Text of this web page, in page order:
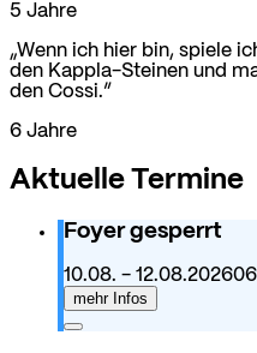
5 Jahre
„Wenn ich hier bin, spiele
den Kappla-Steinen und
den Cossi.”
6 Jahre
Aktuelle Termine
Foyer gesperrt
10.08. - 12.08.2026
mehr Infos